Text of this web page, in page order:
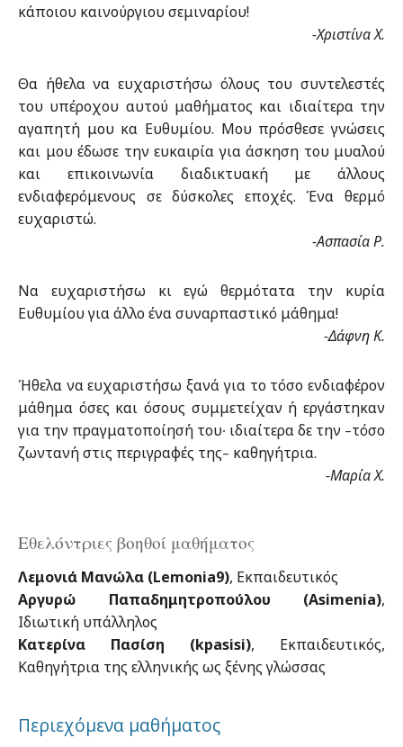
κάποιου καινούργιου σεμιναρίου!
-Χριστίνα Χ.
Θα ήθελα να ευχαριστήσω όλους του συντελεστές
του υπέροχου αυτού μαθήματος και ιδιαίτερα την
αγαπητή μου κα Ευθυμίου. Μου πρόσθεσε γνώσεις
και μου έδωσε την ευκαιρία για άσκηση του μυαλού
και επικοινωνία διαδικτυακή με άλλους
ενδιαφερόμενους σε δύσκολες εποχές. Ένα θερμό
ευχαριστώ.
-Ασπασία Ρ.
Να ευχαριστήσω κι εγώ θερμότατα την κυρία
Ευθυμίου για άλλο ένα συναρπαστικό μάθημα!
-Δάφνη Κ.
Ήθελα να ευχαριστήσω ξανά για το τόσο ενδιαφέρον
μάθημα όσες και όσους συμμετείχαν ή εργάστηκαν
για την πραγματοποίησή του∙ ιδιαίτερα δε την –τόσο
ζωντανή στις περιγραφές της– καθηγήτρια.
-Μαρία Χ.
Εθελόντριες βοηθοί μαθήματος
Λεμονιά Μανώλα (Lemonia9), Εκπαιδευτικός
Αργυρώ Παπαδημητροπούλου (Asimenia),
Ιδιωτική υπάλληλος
Κατερίνα Πασίση (kpasisi), Eκπαιδευτικός,
Kαθηγήτρια της ελληνικής ως ξένης γλώσσας
Περιεχόμενα μαθήματος